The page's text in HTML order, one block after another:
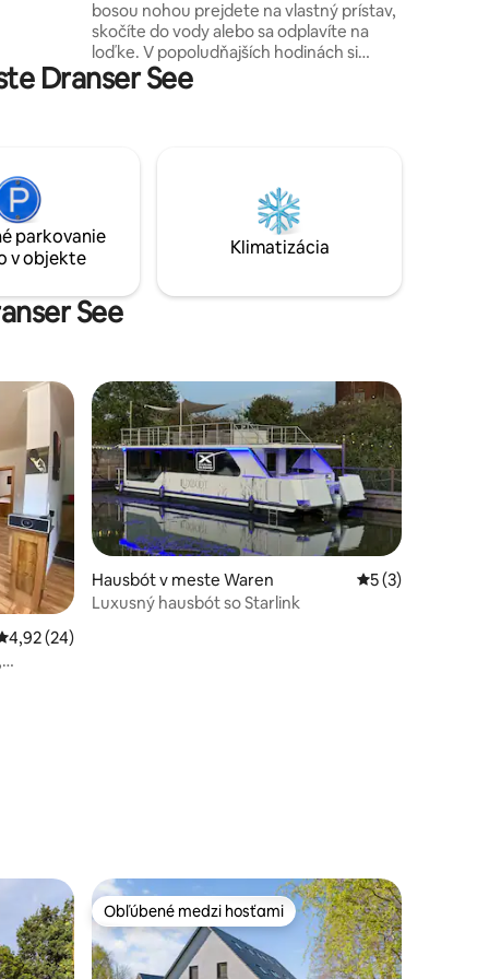
bosou nohou prejdete na vlastný prístav,
skočíte do vody alebo sa odplavíte na
loďke. V popoludňajších hodinách si
môžete vychutnať západ slnka v hojdacej
sieti. Vo vnútri sú veľké okná s
nachádzajú strediská Zechlinerhütte (asi
4 km) a Rheinsberg, ako aj Flecken
Dranser See
parkovanie
v objekte
Klimatizácia
See
97
ohodnotenie 4,92 z 5, počet hodnotení: 24
4,92 (24)
Hausbót v meste Waren Priemerné
5 (3)
Luxusný hausbót so Starlink
Obľúbené medzi hosťami
Obľúbené medzi hosťami